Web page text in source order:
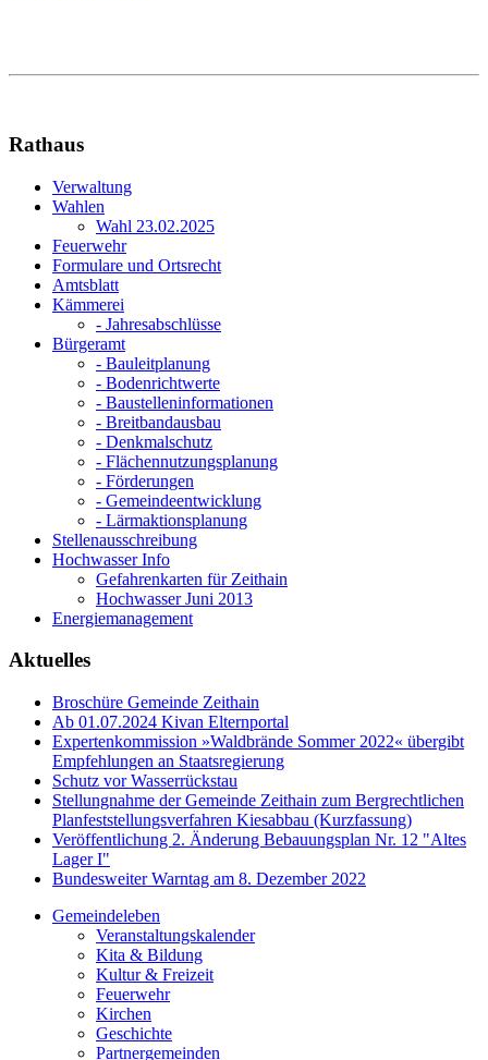
Rathaus
Verwaltung
Wahlen
Wahl 23.02.2025
Feuerwehr
Formulare und Ortsrecht
Amtsblatt
Kämmerei
- Jahresabschlüsse
Bürgeramt
- Bauleitplanung
- Bodenrichtwerte
- Baustelleninformationen
- Breitbandausbau
- Denkmalschutz
- Flächennutzungsplanung
- Förderungen
- Gemeindeentwicklung
- Lärmaktionsplanung
Stellenausschreibung
Hochwasser Info
Gefahrenkarten für Zeithain
Hochwasser Juni 2013
Energiemanagement
Aktuelles
Broschüre Gemeinde Zeithain
Ab 01.07.2024 Kivan Elternportal
Expertenkommission »Waldbrände Sommer 2022« übergibt
Empfehlungen an Staatsregierung
Schutz vor Wasserrückstau
Stellungnahme der Gemeinde Zeithain zum Bergrechtlichen
Planfeststellungsverfahren Kiesabbau (Kurzfassung)
Veröffentlichung 2. Änderung Bebauungsplan Nr. 12 "Altes
Lager I"
Bundesweiter Warntag am 8. Dezember 2022
Gemeindeleben
Veranstaltungskalender
Kita & Bildung
Kultur & Freizeit
Feuerwehr
Kirchen
Geschichte
Partnergemeinden